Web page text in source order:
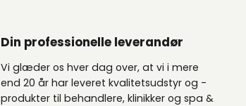
Din professionelle leverandør
Vi glæder os hver dag over, at vi i mere
end 20 år har leveret kvalitetsudstyr og -
produkter til behandlere, klinikker og spa &